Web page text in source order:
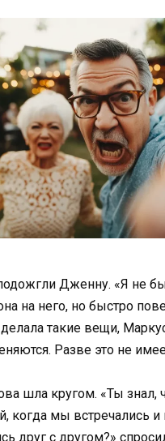
Дженну. «Я не
на него, но быстро
такие вещи,
Разве это не
шла кругом. «Ты знал,
когда мы встречались и
друг с другом?»